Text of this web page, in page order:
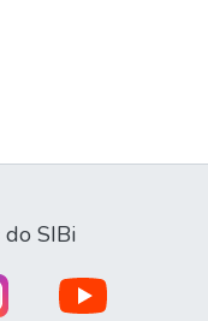
do SIBi